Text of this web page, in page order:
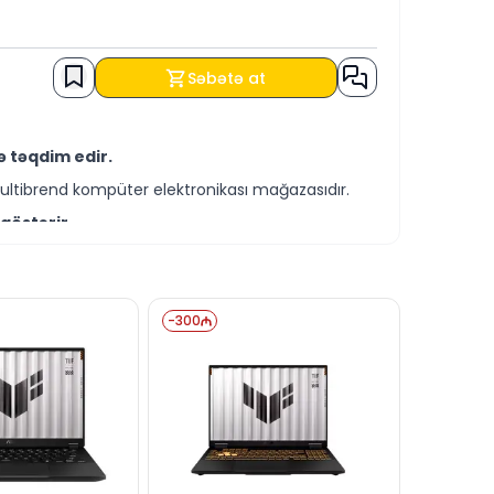
Səbətə at
təqdim edir.
kompüter elektronikası mağazasıdır.
ilə əldə edə bilərsiniz.
cavablandırmağa hazırıq.
-300